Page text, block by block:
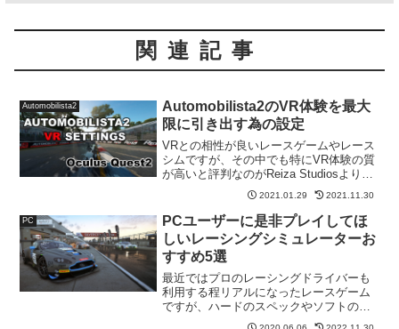
関連記事
Automobilista2
Automobilista2のVR体験を最大
限に引き出す為の設定
VRとの相性が良いレースゲームやレース
シムですが、その中でも特にVR体験の質
が高いと評判なのがReiza Studiosより公
式リリースされたAutomobilista2（以下
「AMS2」と記載）です。
2021.01.29 2021.11.30
PC
PCユーザーに是非プレイしてほ
しいレーシングシミュレーターお
すすめ5選
最近ではプロのレーシングドライバーも
利用する程リアルになったレースゲーム
ですが、ハードのスペックやソフトの制
限を受けないwindowsはレースゲームに